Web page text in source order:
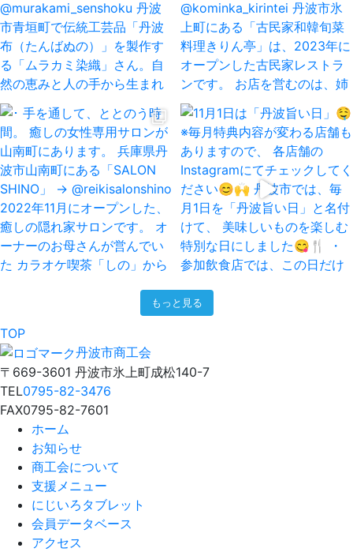
もっと見る
TOP
丹波市商工会
〒669-3601 丹波市氷上町成松140-7
TEL0795-82-3476
FAX0795-82-7601
ホーム
お知らせ
商工会について
支援メニュー
にじいろタブレット
会員データベース
アクセス